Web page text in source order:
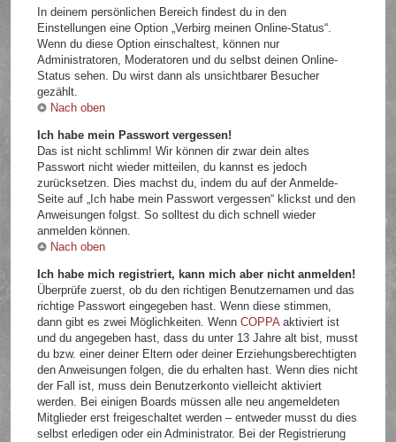
In deinem persönlichen Bereich findest du in den
Einstellungen eine Option „Verbirg meinen Online-Status“.
Wenn du diese Option einschaltest, können nur
Administratoren, Moderatoren und du selbst deinen Online-
Status sehen. Du wirst dann als unsichtbarer Besucher
gezählt.
Nach oben
Ich habe mein Passwort vergessen!
Das ist nicht schlimm! Wir können dir zwar dein altes
Passwort nicht wieder mitteilen, du kannst es jedoch
zurücksetzen. Dies machst du, indem du auf der Anmelde-
Seite auf „Ich habe mein Passwort vergessen“ klickst und den
Anweisungen folgst. So solltest du dich schnell wieder
anmelden können.
Nach oben
Ich habe mich registriert, kann mich aber nicht anmelden!
Überprüfe zuerst, ob du den richtigen Benutzernamen und das
richtige Passwort eingegeben hast. Wenn diese stimmen,
dann gibt es zwei Möglichkeiten. WennCOPPAaktiviert ist
und du angegeben hast, dass du unter 13 Jahre alt bist, musst
du bzw. einer deiner Eltern oder deiner Erziehungsberechtigten
den Anweisungen folgen, die du erhalten hast. Wenn dies nicht
der Fall ist, muss dein Benutzerkonto vielleicht aktiviert
werden. Bei einigen Boards müssen alle neu angemeldeten
Mitglieder erst freigeschaltet werden – entweder musst du dies
selbst erledigen oder ein Administrator. Bei der Registrierung